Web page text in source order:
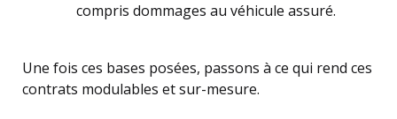
compris dommages au véhicule assuré.
Une fois ces bases posées, passons à ce qui rend ces
contrats modulables et sur-mesure.